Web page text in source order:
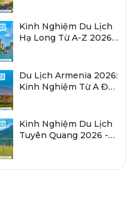
Kinh Nghiệm Du Lịch
Hạ Long Từ A-Z 2026:
Du Lịch Armenia 2026:
Kinh Nghiệm Từ A Đến
Kinh Nghiệm Du Lịch
Tuyên Quang 2026 -